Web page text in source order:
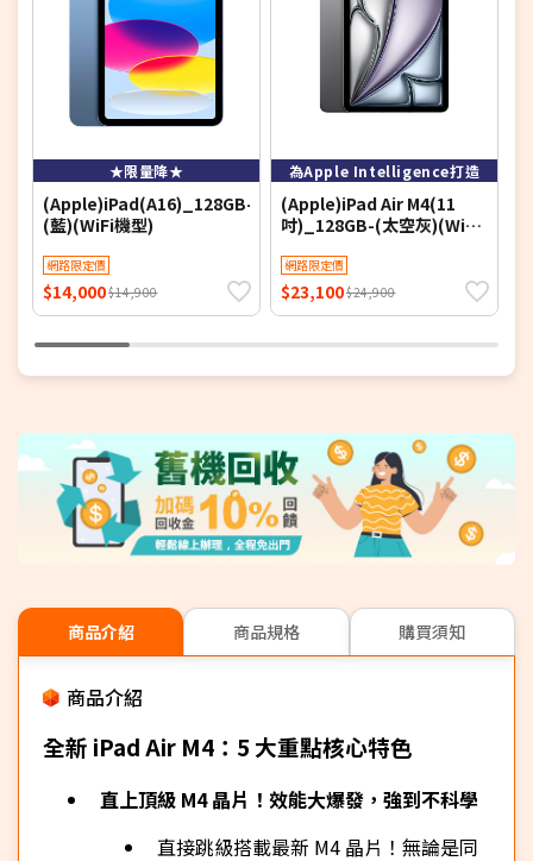
★限量降★
(Apple)iPad(A16)_128GB-
(藍)(WiFi機型)
網路限定價
$14,000$14,900
為Apple Intelligence打造
(Apple)iPad Air M4(11
吋)_128GB-(太空灰)(WiFi
網路限定價
$23,100$24,900
商品介紹 商品規格 購買須知
商品介紹
全新 iPad Air M4：5 大重點核心特色
直上頂級 M4 晶片！效能大爆發，強到不科學
直接跳級搭載最新 M4 晶片！無論是同